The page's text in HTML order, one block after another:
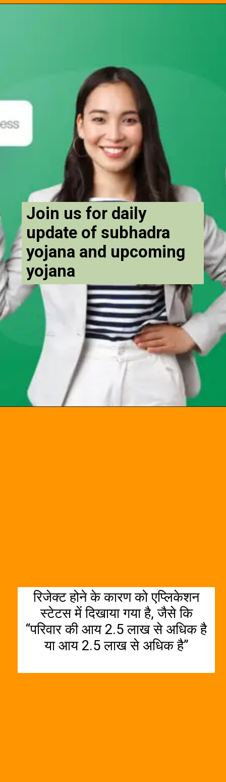
Join us for daily
update of subhadra
yojana and upcoming
yojana
रिजेक्ट होने के कारण को एप्लिकेशन
स्टेटस में दिखाया गया है, जैसे कि
“परिवार की आय 2.5 लाख से अधिक है
या आय 2.5 लाख से अधिक है”